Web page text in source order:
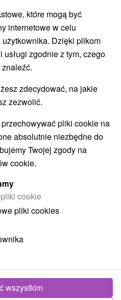
pałace, ruiny(4)
(1)
(1)
(3)
techniki
turystyczne(1)
(1)
múzea Humenné
które mogą być
internetowe w celu
Dzięki plikom
zgodnie z tym, czego
zdecydować, na jakie
zezwolić.
pliki cookie na
absolutnie niezbędne do
Twojej zgody na
cookie.
cookie
pliki cookies
wszystkim